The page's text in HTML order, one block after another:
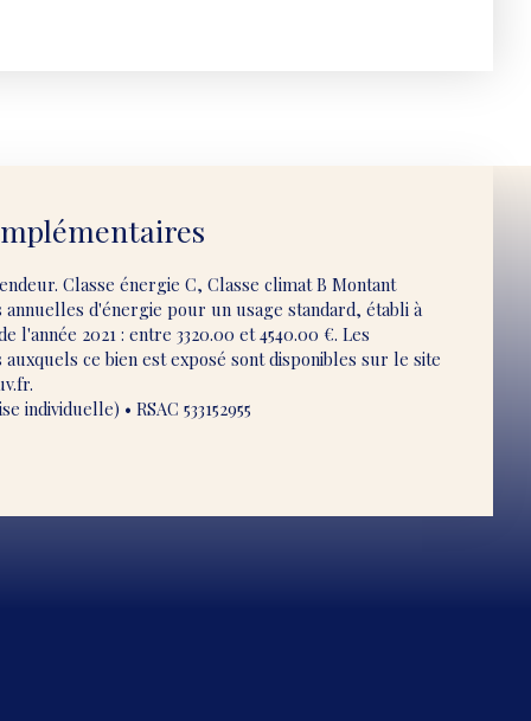
Classe énergie C, Classe climat B Montant
annuelles d'énergie pour un usage standard, établi à
l'année 2021 : entre 3320.00 et 4540.00 €. Les
ce bien est exposé sont disponibles sur le site
• RSAC 533152955